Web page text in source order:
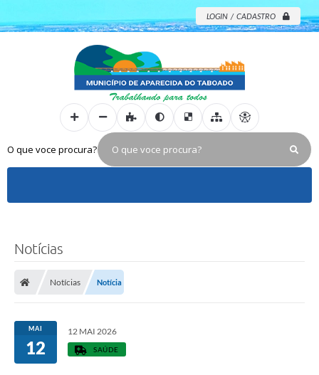
LOGIN / CADASTRO
O que voce procura?
Notícias
Notícias Notícia
MAI
12
12 MAI 2026
SAÚDE